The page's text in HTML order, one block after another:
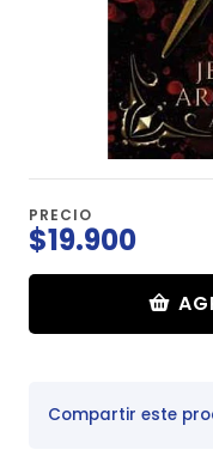
PRECIO
$19.900
Compartir este